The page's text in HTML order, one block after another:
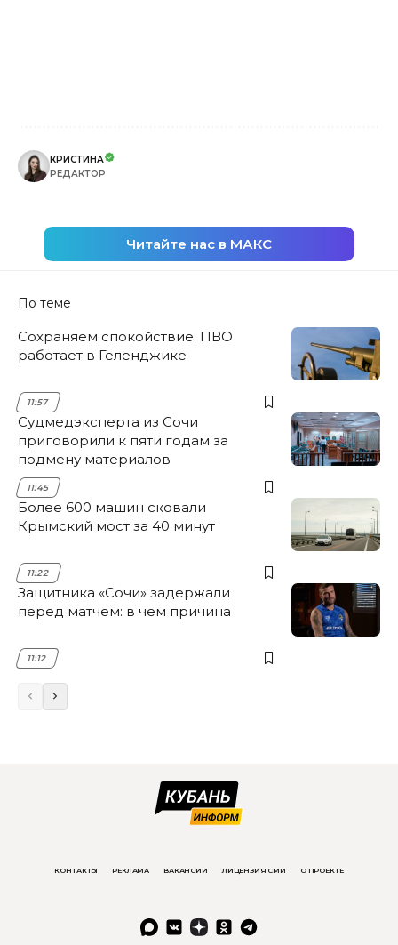
КРИСТИНА
РЕДАКТОР
Читайте нас в МАКС
По теме
Сохраняем спокойствие: ПВО
работает в Геленджике
11:57
Судмедэксперта из Сочи
приговорили к пяти годам за
подмену материалов
11:45
Более 600 машин сковали
Крымский мост за 40 минут
11:22
Защитника «Сочи» задержали
перед матчем: в чем причина
11:12
КОНТАКТЫ РЕКЛАМА ВАКАНСИИ ЛИЦЕНЗИЯ СМИ О ПРОЕКТЕ